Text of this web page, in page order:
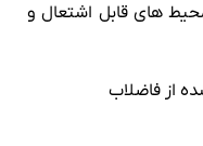
های قابل اشتعال و
از فاضلاب